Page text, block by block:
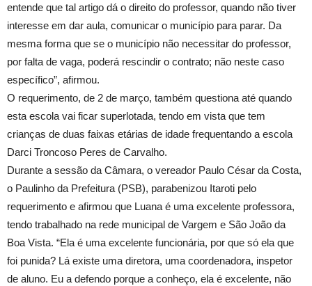
entende que tal artigo dá o direito do professor, quando não tiver
interesse em dar aula, comunicar o município para parar. Da
mesma forma que se o município não necessitar do professor,
por falta de vaga, poderá rescindir o contrato; não neste caso
específico”, afirmou.
O requerimento, de 2 de março, também questiona até quando
esta escola vai ficar superlotada, tendo em vista que tem
crianças de duas faixas etárias de idade frequentando a escola
Darci Troncoso Peres de Carvalho.
Durante a sessão da Câmara, o vereador Paulo César da Costa,
o Paulinho da Prefeitura (PSB), parabenizou Itaroti pelo
requerimento e afirmou que Luana é uma excelente professora,
tendo trabalhado na rede municipal de Vargem e São João da
Boa Vista. “Ela é uma excelente funcionária, por que só ela que
foi punida? Lá existe uma diretora, uma coordenadora, inspetor
de aluno. Eu a defendo porque a conheço, ela é excelente, não